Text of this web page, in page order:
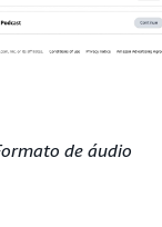
de áudio